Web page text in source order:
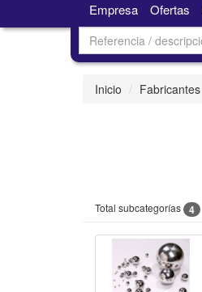
Empresa Ofertas
Inicio Fabricantes
Total subcategorías 4